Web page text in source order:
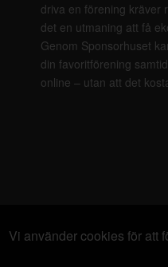
driva en förening kräver
det en utmaning att få
Genom Sponsorhuset
din favoritförening
online – utan att det
Vi använder cookies för att